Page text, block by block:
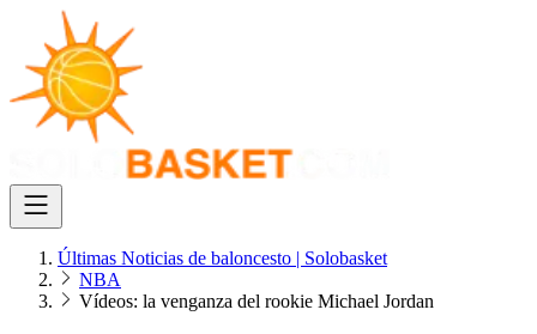
Últimas Noticias de baloncesto | Solobasket
NBA
Vídeos: la venganza del rookie Michael Jordan